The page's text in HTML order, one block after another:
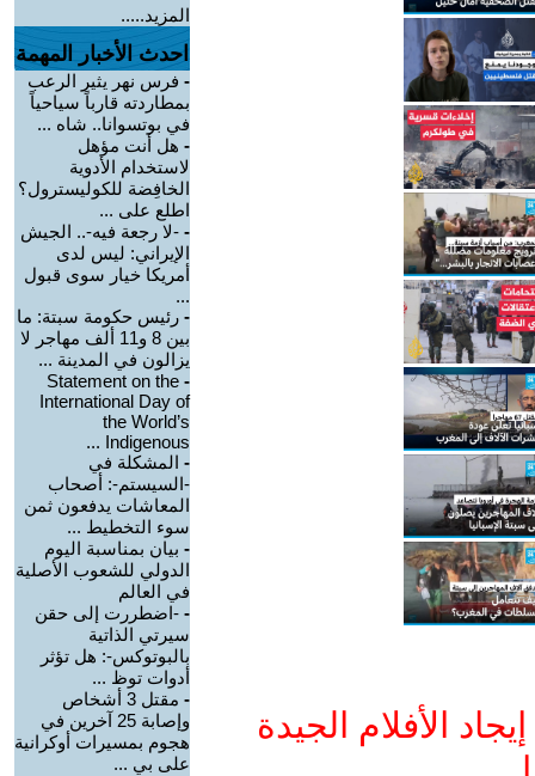
الأفلام الجيدة
المزيد.....
احدث الأخبار المهمة
- فرس نهر يثير الرعب
بمطاردته قارباً سياحياً
في بوتسوانا.. شاه ...
- هل أنت مؤهل
لاستخدام الأدوية
الخافِضة للكوليسترول؟
اطلع على ...
- -لا رجعة فيه-.. الجيش
الإيراني: ليس لدى
أمريكا خيار سوى قبول
...
- رئيس حكومة سبتة: ما
بين 8 و11 ألف مهاجر لا
يزالون في المدينة ...
-
Statement on the
International Day of
the World’s
Indigenous ...
- المشكلة في
-السيستم-: أصحاب
المعاشات يدفعون ثمن
سوء التخطيط ...
- بيان بمناسبة اليوم
الدولي للشعوب الأصلية
في العالم
- -اضطررت إلى حقن
سيرتي الذاتية
بالبوتوكس-: هل تؤثر
أدوات توظ ...
-
مقتل 3 أشخاص
وإصابة 25 آخرين في
هجوم بمسيرات أوكرانية
على بي ...